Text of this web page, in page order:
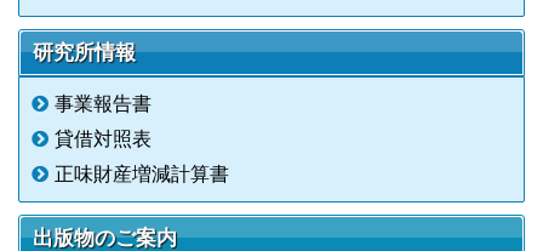
研究所情報
事業報告書
貸借対照表
正味財産増減計算書
出版物のご案内